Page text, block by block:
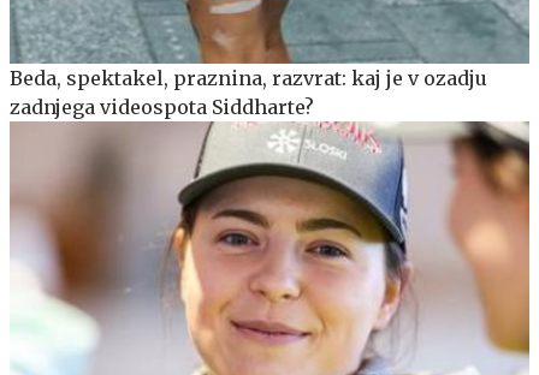
Beda, spektakel, praznina, razvrat: kaj je v ozadju
zadnjega videospota Siddharte?